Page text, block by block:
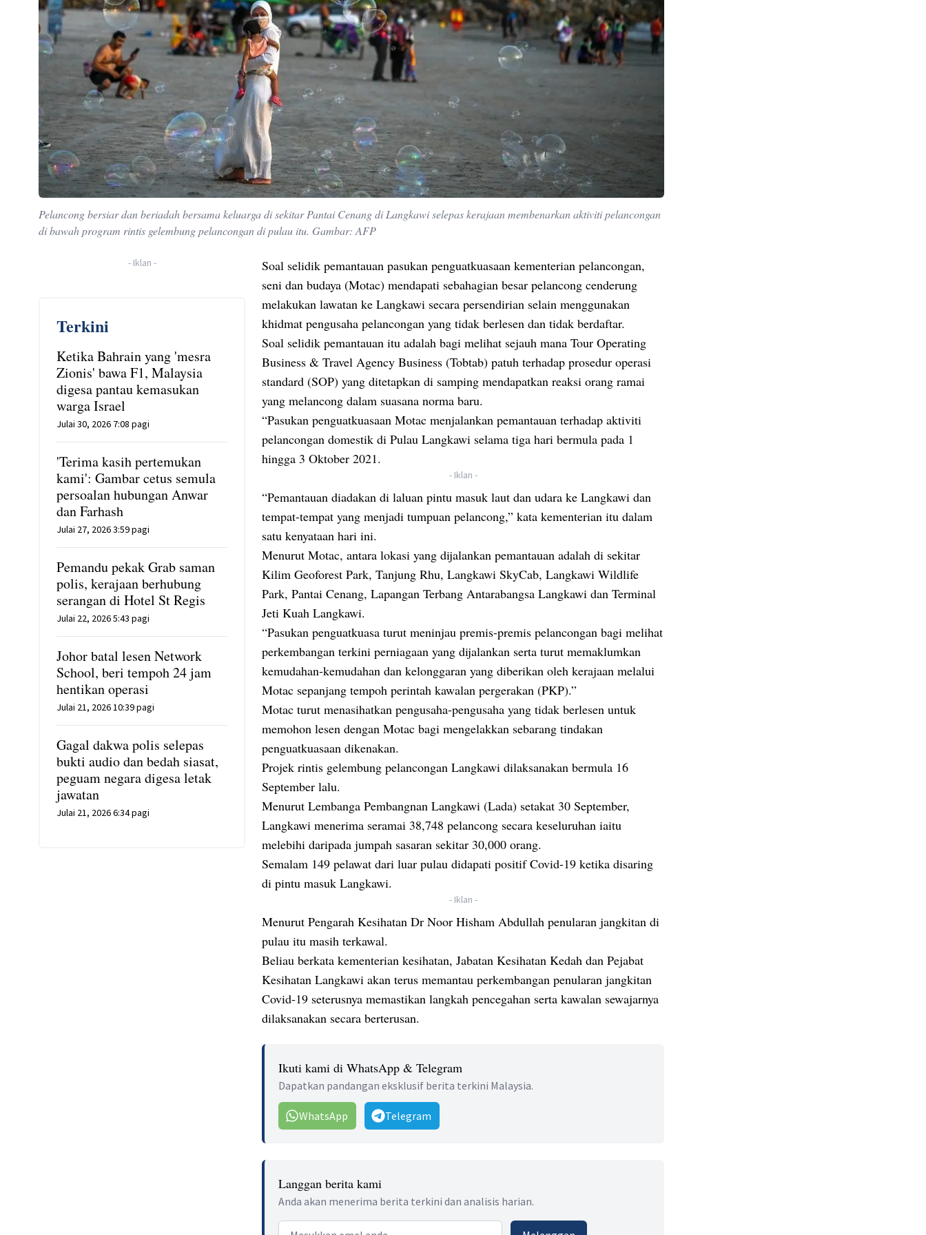
Pelancong bersiar dan beriadah bersama keluarga di sekitar Pantai Cenang di Langkawi selepas kerajaan membenarkan aktiviti pelancongan
di bawah program rintis gelembung pelancongan di pulau itu. Gambar: AFP
- Iklan -
Terkini
Ketika Bahrain yang 'mesra
Zionis' bawa F1, Malaysia
digesa pantau kemasukan
warga Israel
Julai 30, 2026 7:08 pagi
'Terima kasih pertemukan
kami': Gambar cetus semula
persoalan hubungan Anwar
dan Farhash
Julai 27, 2026 3:59 pagi
Pemandu pekak Grab saman
polis, kerajaan berhubung
serangan di Hotel St Regis
Julai 22, 2026 5:43 pagi
Johor batal lesen Network
School, beri tempoh 24 jam
hentikan operasi
Julai 21, 2026 10:39 pagi
Gagal dakwa polis selepas
bukti audio dan bedah siasat,
peguam negara digesa letak
jawatan
Julai 21, 2026 6:34 pagi
Soal selidik pemantauan pasukan penguatkuasaan kementerian pelancongan,
seni dan budaya (Motac) mendapati sebahagian besar pelancong cenderung
melakukan lawatan ke Langkawi secara persendirian selain menggunakan
khidmat pengusaha pelancongan yang tidak berlesen dan tidak berdaftar.
Soal selidik pemantauan itu adalah bagi melihat sejauh mana Tour Operating
Business & Travel Agency Business (Tobtab) patuh terhadap prosedur operasi
standard (SOP) yang ditetapkan di samping mendapatkan reaksi orang ramai
yang melancong dalam suasana norma baru.
“Pasukan penguatkuasaan Motac menjalankan pemantauan terhadap aktiviti
pelancongan domestik di Pulau Langkawi selama tiga hari bermula pada 1
hingga 3 Oktober 2021.
- Iklan -
“Pemantauan diadakan di laluan pintu masuk laut dan udara ke Langkawi dan
tempat-tempat yang menjadi tumpuan pelancong,” kata kementerian itu dalam
satu kenyataan hari ini.
Menurut Motac, antara lokasi yang dijalankan pemantauan adalah di sekitar
Kilim Geoforest Park, Tanjung Rhu, Langkawi SkyCab, Langkawi Wildlife
Park, Pantai Cenang, Lapangan Terbang Antarabangsa Langkawi dan Terminal
Jeti Kuah Langkawi.
“Pasukan penguatkuasa turut meninjau premis-premis pelancongan bagi melihat
perkembangan terkini perniagaan yang dijalankan serta turut memaklumkan
kemudahan-kemudahan dan kelonggaran yang diberikan oleh kerajaan melalui
Motac sepanjang tempoh perintah kawalan pergerakan (PKP).”
Motac turut menasihatkan pengusaha-pengusaha yang tidak berlesen untuk
memohon lesen dengan Motac bagi mengelakkan sebarang tindakan
penguatkuasaan dikenakan.
Projek rintis gelembung pelancongan Langkawi dilaksanakan bermula 16
September lalu.
Menurut Lembanga Pembangnan Langkawi (Lada) setakat 30 September,
Langkawi menerima seramai 38,748 pelancong secara keseluruhan iaitu
melebihi daripada jumpah sasaran sekitar 30,000 orang.
Semalam 149 pelawat dari luar pulau didapati positif Covid-19 ketika disaring
di pintu masuk Langkawi.
- Iklan -
Menurut Pengarah Kesihatan Dr Noor Hisham Abdullah penularan jangkitan di
pulau itu masih terkawal.
Beliau berkata kementerian kesihatan, Jabatan Kesihatan Kedah dan Pejabat
Kesihatan Langkawi akan terus memantau perkembangan penularan jangkitan
Covid-19 seterusnya memastikan langkah pencegahan serta kawalan sewajarnya
dilaksanakan secara berterusan.
Ikuti kami di WhatsApp & Telegram
Dapatkan pandangan eksklusif berita terkini Malaysia.
WhatsApp Telegram
Langgan berita kami
Anda akan menerima berita terkini dan analisis harian.
Email address